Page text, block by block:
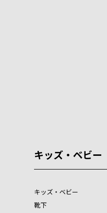
キッズ・ベビー
キッズ・ベビー
靴下